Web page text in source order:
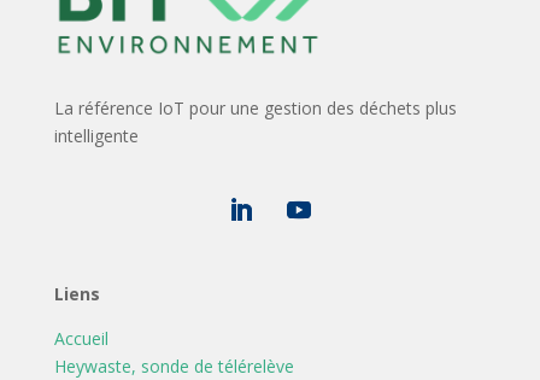
La référence IoT pour une gestion des déchets plus
intelligente
Liens
Accueil
Heywaste, sonde de télérelève